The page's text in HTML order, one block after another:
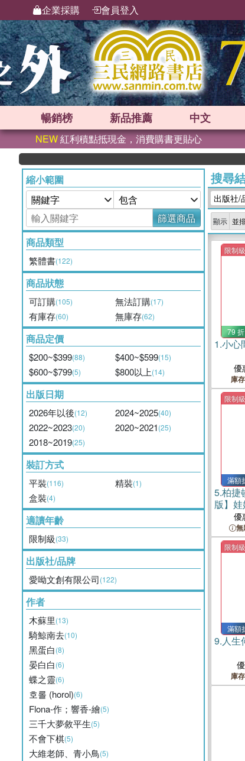
企業採購 會員登入
暢銷榜 新品推薦 中文
NEW紅利積點抵現金，消費購書更貼心
縮小範圍
篩選商品
商品類型
繁體書(122)
商品狀態
可訂購(105) 無法訂購(17)
有庫存(60) 無庫存(62)
商品定價
$200~$399(88) $400~$599(15)
$600~$799(5) $800以上(14)
出版日期
2026年以後(12) 2024~2025(40)
2022~2023(20) 2020~2021(25)
2018~2019(25)
裝訂方式
平裝(116) 精裝(1)
盒裝(4)
適讀年齡
限制級(33)
出版社/品牌
愛呦文創有限公司(122)
作者
木蘇里(13)
騎鯨南去(10)
黑蛋白(8)
晏白白(6)
蝶之靈(6)
호롤 (horol)(6)
Flona-作；響香-繪(5)
三千大夢敘平生(5)
不會下棋(5)
大維老師、青小鳥(5)
搜尋
出版社/
顯示
限制級
79 折
1.小心
優
庫
限制級
滿額
5.柏捷
版】
（改優
限制級
滿額
9.人生
庫